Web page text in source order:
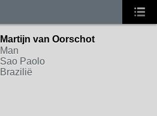
Martijn van Oorschot
Man
Sao Paolo
Brazilië